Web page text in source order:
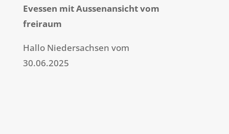
Evessen mit Aussenansicht vom
freiraum
Hallo Niedersachsen vom
30.06.2025